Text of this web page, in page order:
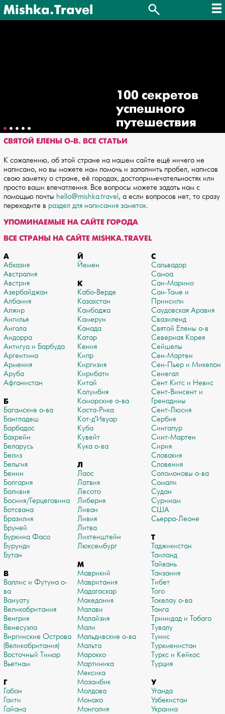
Mishka.Travel
100 секретов
успешного
путешествия
СВЯТОЙ ЕЛЕНЫ О-В. ВСЕ СТАТЬИ
К сожалению, об этой стране на нашем сайте ещё ничего не
написано, но вы можете нам помочь и заполнить пробел, написав
свою заметку о стране, её городах, достопримечательностях или
просто ваши впечатления. Все вопросы можете задать нам с
помощью почты hello@mishka.travel, а если вопросов нет, то сразу
переходите в раздел для написания заметок.
УПОМИНАЕМЫЕ НА САЙТЕ ГОРОДА
ВСЕ СТРАНЫ НА САЙТЕ MISHKA.TRAVEL
А
Абхазия
Австралия
Австрия
Азербайджан
Албания
Алжир
Ангилья
Ангола
Андорра
Антигуа и Барбуда
Аргентина
Армения
Аруба
Афганистан
Б
Багамские о-ва
Бангладеш
Барбадос
Бахрейн
Беларусь
Белиз
Бельгия
Бенин
Болгария
Боливия
Босния/Герцеговина
Ботсвана
Бразилия
Бруней
Буркина Фасо
Бурунди
Бутан
В
Валлис и Футуна о-
ва
Вануату
Великобритания
Венгрия
Венесуэла
Виргинские Острова
(Великобритания)
Восточный Тимор
Вьетнам
Г
Габон
Гаити
Гайана
Й
Йемен
К
Кабо-Верде
Казахстан
Камбоджа
Камерун
Канада
Катар
Кения
Кипр
Киргизия
Кирибати
Китай
Колумбия
Коморские о-ва
Коста-Рика
Кот-д'Ивуар
Куба
Кувейт
Кука о-ва
Л
Лаос
Латвия
Лесото
Либерия
Ливан
Ливия
Литва
Лихтенштейн
Люксембург
М
Маврикий
Мавритания
Мадагаскар
Македония
Малави
Малайзия
Мали
Мальдивские о-ва
Мальта
Марокко
Мартиника
Мексика
Мозамбик
Молдова
Монако
Монголия
С
Сальвадор
Самоа
Сан-Марино
Сан-Томе и
Принсипи
Саудовская Аравия
Свазиленд
Святой Елены о-в
Северная Корея
Сейшелы
Сен-Мартен
Сен-Пьер и Микелон
Сенегал
Сент Китс и Невис
Сент-Винсент и
Гренадины
Сент-Люсия
Сербия
Сингапур
Синт-Мартен
Сирия
Словакия
Словения
Соломоновы о-ва
Сомали
Судан
Суринам
США
Сьерра-Леоне
Т
Таджикистан
Таиланд
Тайвань
Танзания
Тибет
Того
Токелау о-ва
Тонга
Тринидад и Тобаго
Тувалу
Тунис
Туркменистан
Туркс и Кейкос
Турция
У
Уганда
Узбекистан
Украина